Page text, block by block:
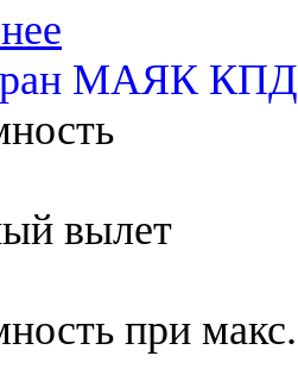
МАЯК КПД
вылет
при